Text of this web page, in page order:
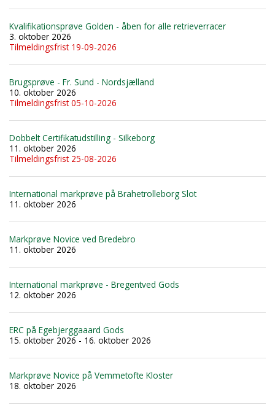
Kvalifikationsprøve Golden - åben for alle retrieverracer
3. oktober 2026
Tilmeldingsfrist 19-09-2026
Brugsprøve - Fr. Sund - Nordsjælland
10. oktober 2026
Tilmeldingsfrist 05-10-2026
Dobbelt Certifikatudstilling - Silkeborg
11. oktober 2026
Tilmeldingsfrist 25-08-2026
International markprøve på Brahetrolleborg Slot
11. oktober 2026
Markprøve Novice ved Bredebro
11. oktober 2026
International markprøve - Bregentved Gods
12. oktober 2026
ERC på Egebjerggaaard Gods
15. oktober 2026 - 16. oktober 2026
Markprøve Novice på Vemmetofte Kloster
18. oktober 2026